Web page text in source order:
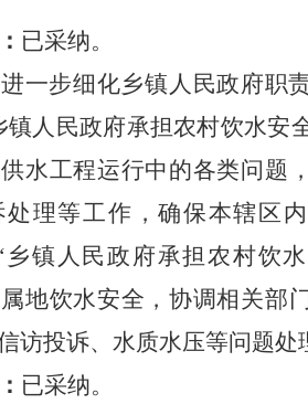
已采纳。
进一步细化乡镇人民政府职
镇人民政府承担农村饮水安
水工程运行中的各类问题
理等工作，确保本辖区
乡镇人民政府承担农村饮
地饮水安全，协调相关部
访投诉、水质水压等问题处
已采纳。